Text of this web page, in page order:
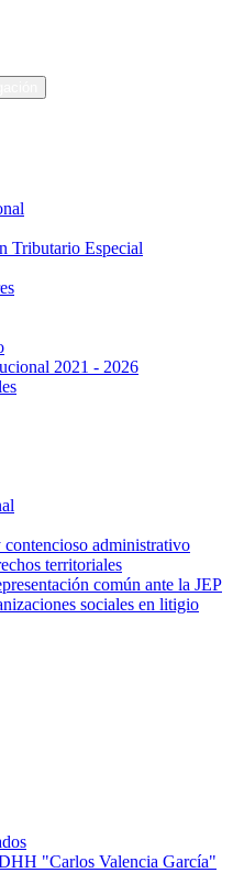
Tributario Especial
2021 - 2026
administrativo
territoriales
común ante la JEP
sociales en litigio
"Carlos Valencia García"